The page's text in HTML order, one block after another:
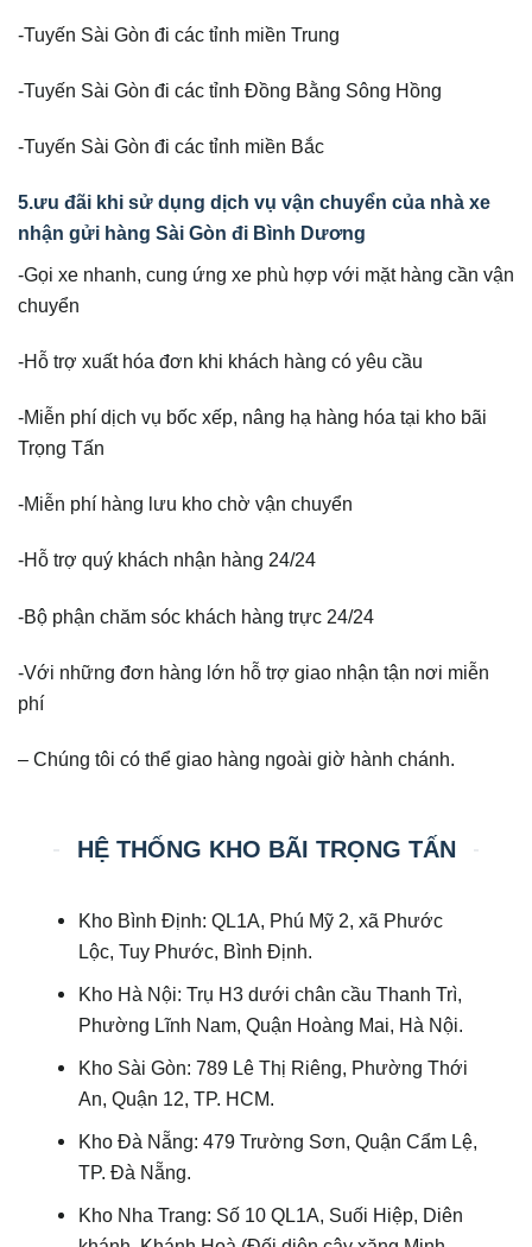
-Tuyến Sài Gòn đi các tỉnh miền Trung
-Tuyến Sài Gòn đi các tỉnh Đồng Bằng Sông Hồng
-Tuyến Sài Gòn đi các tỉnh miền Bắc
5.ưu đãi khi sử dụng dịch vụ vận chuyển của nhà xe
nhận gửi hàng Sài Gòn đi Bình Dương
-Gọi xe nhanh, cung ứng xe phù hợp với mặt hàng cần vận
chuyển
-Hỗ trợ xuất hóa đơn khi khách hàng có yêu cầu
-Miễn phí dịch vụ bốc xếp, nâng hạ hàng hóa tại kho bãi
Trọng Tấn
-Miễn phí hàng lưu kho chờ vận chuyển
-Hỗ trợ quý khách nhận hàng 24/24
-Bộ phận chăm sóc khách hàng trực 24/24
-Với những đơn hàng lớn hỗ trợ giao nhận tận nơi miễn
phí
– Chúng tôi có thể giao hàng ngoài giờ hành chánh.
HỆ THỐNG KHO BÃI TRỌNG TẤN
Kho Bình Định: QL1A, Phú Mỹ 2, xã Phước
Lộc, Tuy Phước, Bình Định.
Kho Hà Nội: Trụ H3 dưới chân cầu Thanh Trì,
Phường Lĩnh Nam, Quận Hoàng Mai, Hà Nội.
Kho Sài Gòn: 789 Lê Thị Riêng, Phường Thới
An, Quận 12, TP. HCM.
Kho Đà Nẵng: 479 Trường Sơn, Quận Cẩm Lệ,
TP. Đà Nẵng.
Kho Nha Trang: Số 10 QL1A, Suối Hiệp, Diên